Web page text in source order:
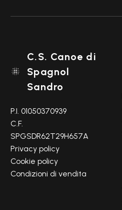

C.S. Canoe di
Spagnol
Sandro
P.I. 01050370939
C.F.
SPGSDR62T29H657A
Privacy policy
Cookie policy
Condizioni di vendita